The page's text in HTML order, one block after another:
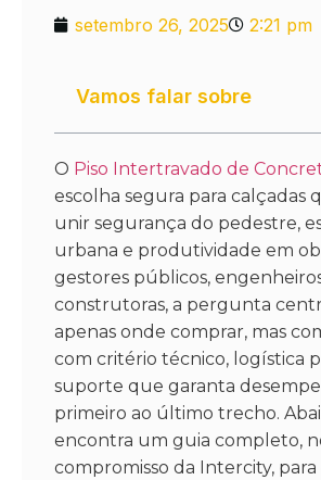
setembro 26, 2025 2:21 pm
Vamos falar sobre
O Piso Intertravado de
escolha segura para calçadas
unir segurança do pedestre,
urbana e produtividade em
gestores públicos,
construtoras, a pergunta
apenas onde comprar, mas
com critério técnico, logística
suporte que garanta
primeiro ao último trecho.
encontra um guia completo,
compromisso da Intercity,